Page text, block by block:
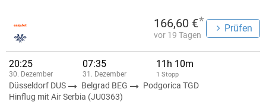
166,60 €*
vor 19 Tagen
Prüfen
20:25
30. Dezember
07:35
31. Dezember
11h 10m
1 Stopp
Düsseldorf DUS Belgrad BEG
Podgorica TGD
Hinflug mit Air Serbia (JU0363)